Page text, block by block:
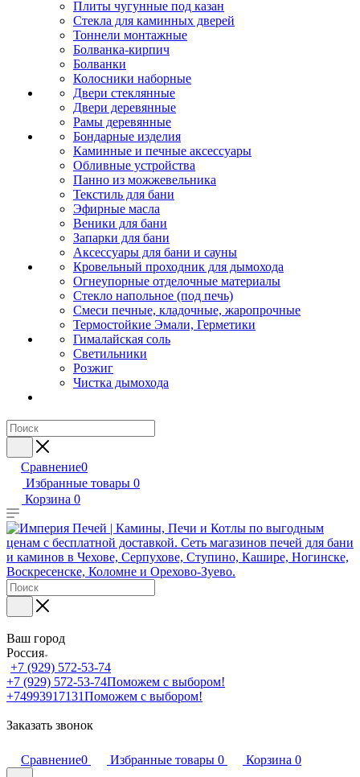
Плиты чугунные под казан
Стекла для каминных дверей
Тоннели монтажные
Болванка-кирпич
Болванки
Колосники наборные
Двери стеклянные
Двери деревянные
Рамы деревянные
Бондарные изделия
Каминные и печные аксессуары
Обливные устройства
Панно из можжевельника
Текстиль для бани
Эфирные масла
Веники для бани
Запарки для бани
Аксессуары для бани и сауны
Кровельный проходник для дымохода
Огнеупорные отделочные материалы
Стекло напольное (под печь)
Смеси печные, кладочные, жаропрочные
Термостойкие Эмали, Герметики
Гималайская соль
Светильники
Розжиг
Чистка дымохода
Сравнение0
Избранные товары 0
Корзина 0
Ваш город
Россия
+7 (929) 572-53-74
+7 (929) 572-53-74Поможем с выбором!
+74993917131Поможем с выбором!
Заказать звонок
Сравнение0 Избранные товары 0 Корзина 0